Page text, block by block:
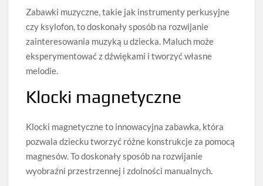
Zabawki muzyczne, takie jak instrumenty perkusyjne
czy ksylofon, to doskonały sposób na rozwijanie
zainteresowania muzyką u dziecka. Maluch może
eksperymentować z dźwiękami i tworzyć własne
melodie.
Klocki magnetyczne
Klocki magnetyczne to innowacyjna zabawka, która
pozwala dziecku tworzyć różne konstrukcje za pomocą
magnesów. To doskonały sposób na rozwijanie
wyobraźni przestrzennej i zdolności manualnych.